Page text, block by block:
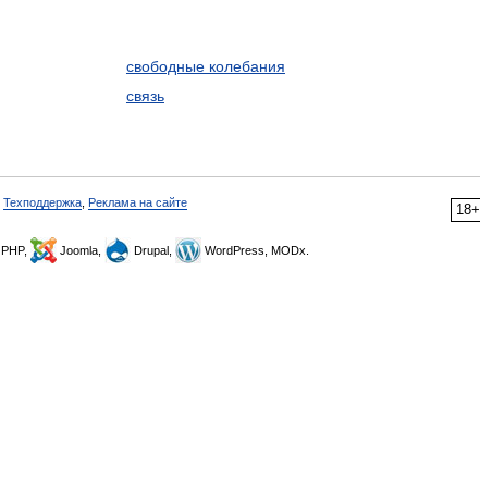
свободные колебания
связь
18+
Техподдержка Реклама на сайте
Joomla, Drupal, WordPress, MODx.